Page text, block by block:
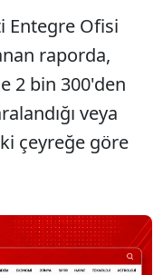
Entegre Ofisi
raporda,
2 bin 300'den
veya
çeyreğe göre